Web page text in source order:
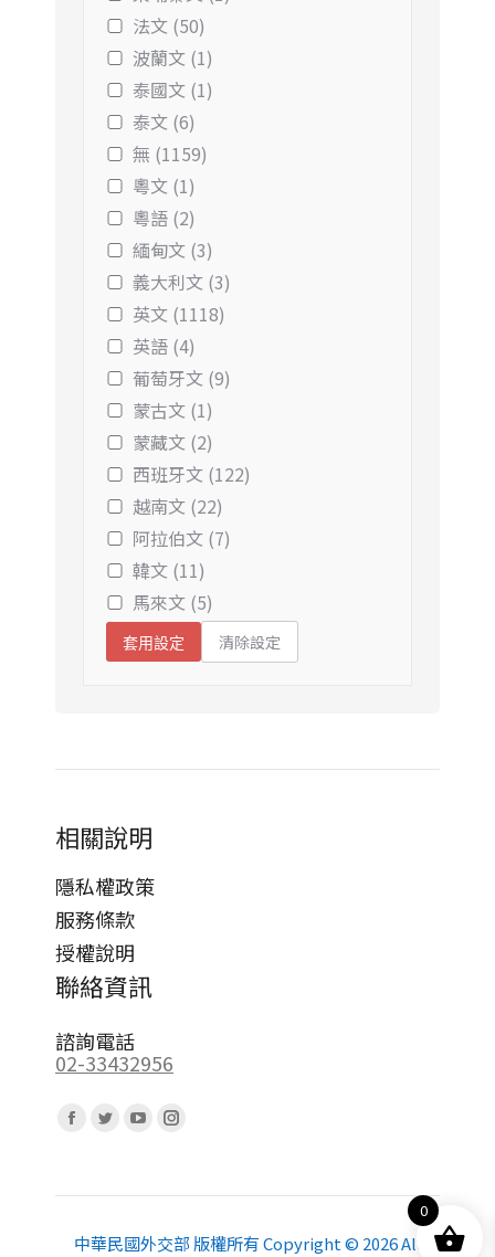
法文 (50)
波蘭文 (1)
泰國文 (1)
泰文 (6)
無 (1159)
粵文 (1)
粵語 (2)
緬甸文 (3)
義大利文 (3)
英文 (1118)
英語 (4)
葡萄牙文 (9)
蒙古文 (1)
蒙藏文 (2)
西班牙文 (122)
越南文 (22)
阿拉伯文 (7)
韓文 (11)
馬來文 (5)
套用設定 清除設定
相關說明
隱私權政策
服務條款
授權說明
聯絡資訊
諮詢電話
02-33432956
Facebook
opens
new
Twitter
opens
new
YouTube
opens
new
Instagram
opens
new
中華民國外交部 版權所有 Copyright © 2026 All
0